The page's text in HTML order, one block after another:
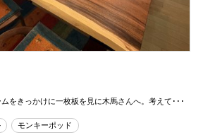
をきっかけに一枚板を見に木馬さんへ。考えて･･･
モンキーポッド